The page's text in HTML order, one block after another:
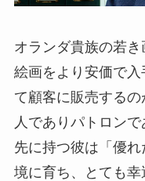
オランダ貴族の若き
絵画をより安価で
て顧客に販売する
人でありパトロン
先に持つ彼は「優
境に育ち、とても